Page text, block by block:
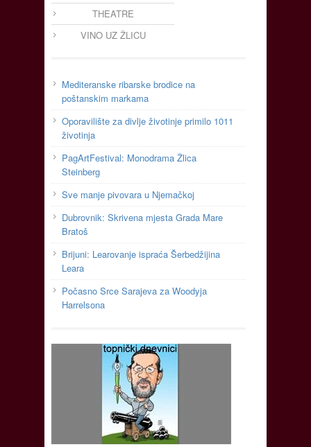
THEATRE
VINO UZ ŽLICU
Mediteranske ribarske brodice na
poštanskim markama
Oporavilište za divlje životinje primilo 1011
životinja
PagArtFestival: Monodrama Žlica
Steinberg
Sve manje pivovara u Njemačkoj
Dubrovnik: Skrivena mjesta Grada Mare
Bratoš
Brijuni: Learovanje ispraća Šerbedžijina
Leara
Počasno Srce Sarajeva za Woodyja
Harrelsona